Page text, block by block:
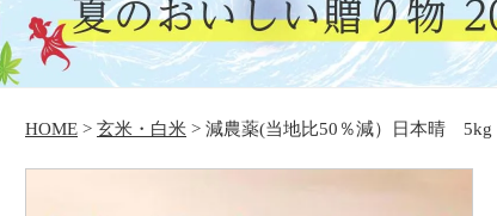
HOME > 玄米・白米 > 減農薬(当地比50％減）日本晴 5kg